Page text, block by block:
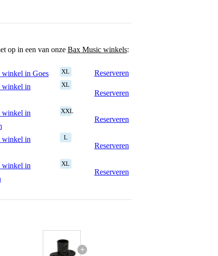
op in een van onze Bax Music winkels:
in Goes XL
Reserveren
winkel in
XL
Reserveren
winkel in
XXL
Reserveren
winkel in
L
Reserveren
winkel in
XL
Reserveren
+